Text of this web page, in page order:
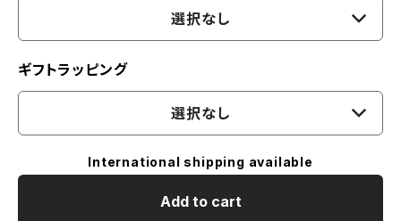
選択なし
ギフトラッピング
選択なし
International shipping available
Add to cart